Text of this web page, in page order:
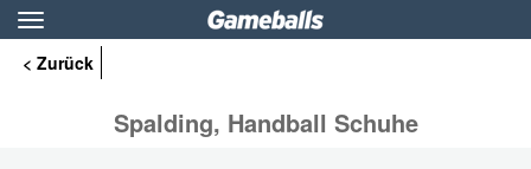
Toggle
navigation
< Zurück
Spalding, Handball Schuhe